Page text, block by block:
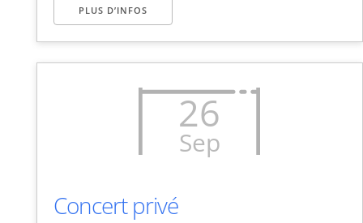
PLUS D’INFOS
26
Sep
Concert privé